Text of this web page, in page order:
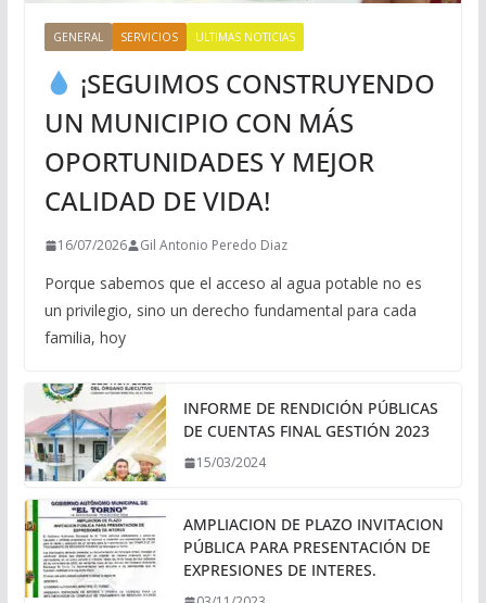
GENERAL SERVICIOS ULTIMAS NOTICIAS
¡SEGUIMOS CONSTRUYENDO
UN MUNICIPIO CON MÁS
OPORTUNIDADES Y MEJOR
CALIDAD DE VIDA!
16/07/2026 Gil Antonio Peredo Diaz
Porque sabemos que el acceso al agua potable no es
un privilegio, sino un derecho fundamental para cada
familia, hoy
INFORME DE RENDICIÓN PÚBLICAS
DE CUENTAS FINAL GESTIÓN 2023
15/03/2024
AMPLIACION DE PLAZO INVITACION
PÚBLICA PARA PRESENTACIÓN DE
EXPRESIONES DE INTERES.